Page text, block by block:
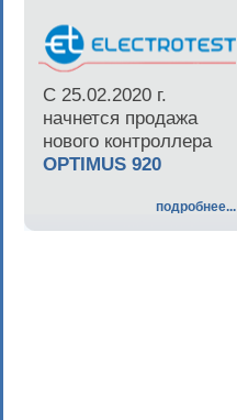
С 25.02.2020 г.
начнется продажа
нового контроллера
OPTIMUS 920
подробнее...